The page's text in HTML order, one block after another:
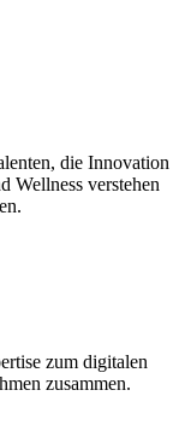
die Innovation
Wellness verstehen
zum digitalen
zusammen.